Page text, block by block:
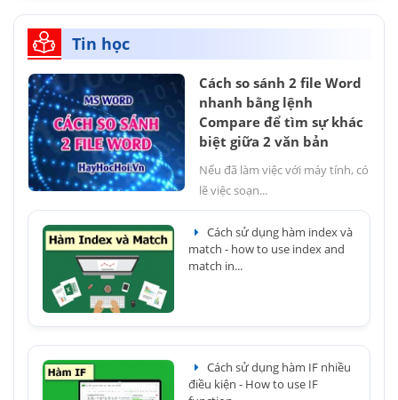
Tin học
Cách so sánh 2 file Word
nhanh bằng lệnh
Compare để tìm sự khác
biệt giữa 2 văn bản
Nếu đã làm việc với máy tính, có
lẽ việc soạn...
Cách sử dụng hàm index và
match - how to use index and
match in...
Cách sử dụng hàm IF nhiều
điều kiện - How to use IF